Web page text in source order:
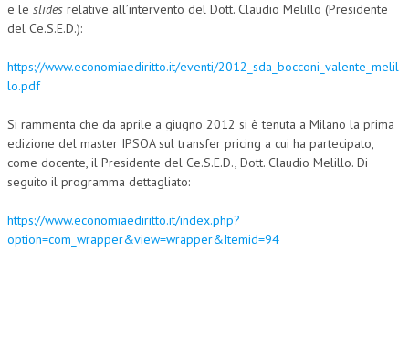
COMITATO SCIENTIFICO
COMITATO EDITORIALE
REDAZIONE
PEER REVIEW
CODICE ETICO
COLLABORA CON NOI
e le slides relative all’intervento del Dott. Claudio Melillo (Presidente
del Ce.S.E.D.):
https://www.economiaediritto.it/eventi/2012_sda_bocconi_valente_melil
lo.pdf
Si rammenta che da aprile a giugno 2012 si è tenuta a Milano la prima
edizione del master IPSOA sul transfer pricing a cui ha partecipato,
come docente, il Presidente del Ce.S.E.D., Dott. Claudio Melillo. Di
seguito il programma dettagliato:
https://www.economiaediritto.it/index.php?
option=com_wrapper&view=wrapper&Itemid=94